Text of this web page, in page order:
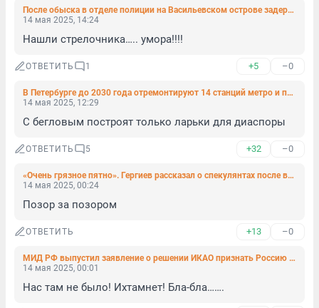
После обыска в отделе полиции на Васильевском острове задержан помощник дежурного. Ему вменили взятку
14 мая 2025, 14:24
Нашли стрелочника….. умора!!!!
ОТВЕТИТЬ 1 +5 –0
В Петербурге до 2030 года отремонтируют 14 станций метро и построят 10
14 мая 2025, 12:29
С бегловым построят только ларьки для диаспоры
ОТВЕТИТЬ 5 +32 –0
«Очень грязное пятно». Гергиев рассказал о спекулянтах после встречи с Путиным
14 мая 2025, 00:24
Позор за позором
ОТВЕТИТЬ +13 –0
МИД РФ выпустил заявление о решении ИКАО признать Россию виновной в крушении рейса MH17
14 мая 2025, 00:01
Нас там не было! Ихтамнет! Бла-бла…….